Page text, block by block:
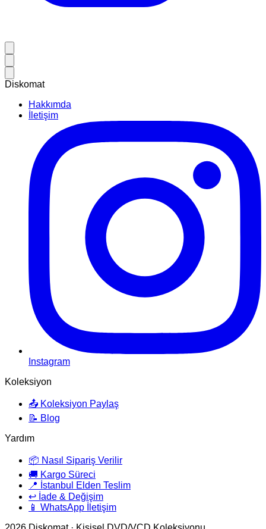
Diskomat
Hakkımda
İletişim
Instagram
Koleksiyon
📤 Koleksiyon Paylaş
📝 Blog
Yardım
📦 Nasıl Sipariş Verilir
🚚 Kargo Süreci
📍 İstanbul Elden Teslim
↩️ İade & Değişim
📱 WhatsApp İletişim